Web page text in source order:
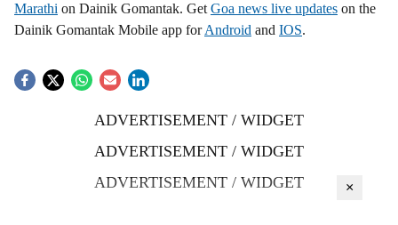
Marathi on Dainik Gomantak. Get Goa news live updates on the
Dainik Gomantak Mobile app forAndroid and IOS.
ADVERTISEMENT / WIDGET
ADVERTISEMENT / WIDGET
ADVERTISEMENT / WIDGET
×